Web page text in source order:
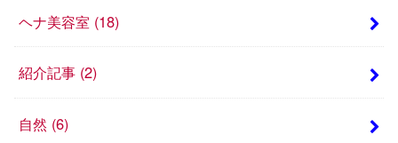
ヘナ美容室 (18)
紹介記事 (2)
自然 (6)